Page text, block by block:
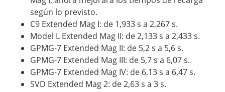
según lo previsto.
C9 Extended Mag I: de 1,933 s a 2,267 s.
Model L Extended Mag II: de 2,133 s a 2,433 s.
GPMG-7 Extended Mag II: de 5,2 s a 5,6 s.
GPMG-7 Extended Mag III: de 5,7 s a 6,07 s.
GPMG-7 Extended Mag IV: de 6,13 s a 6,47 s.
SVD Extended Mag 2: de 2,63 s a 3 s.